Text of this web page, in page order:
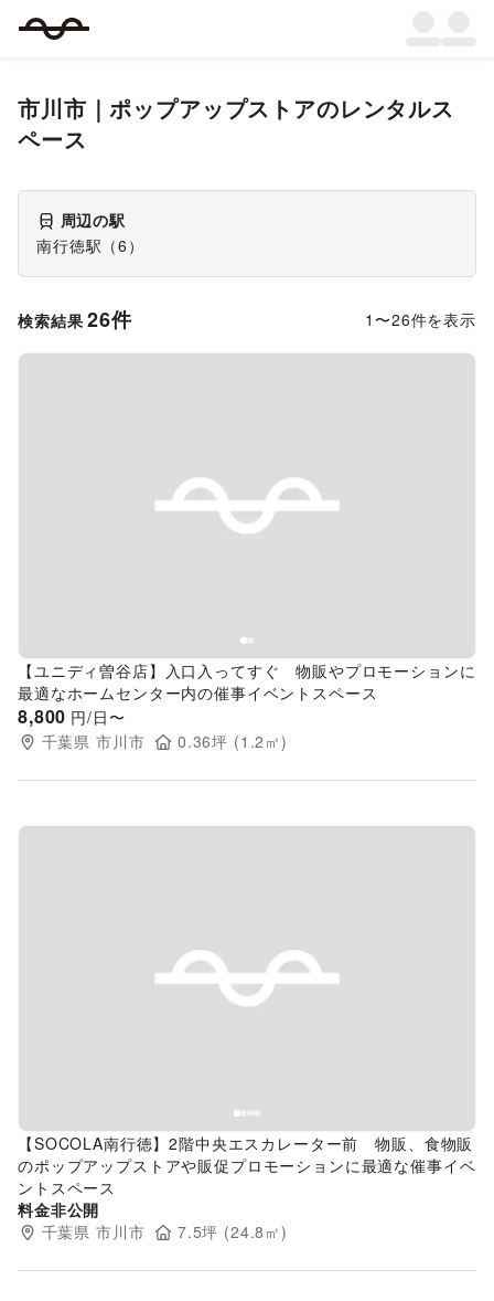
市川市 ｜ポップアップストアのレンタルス
ペース
周辺の駅
南行徳駅 （6 ）
検索結果 26件 1 〜26件を表示
Previous slide
【ユニディ曽谷店】入口入ってすぐ 物販やプロモーションに
最適なホームセンター内の催事イベントスペース
8,800 円/日〜
千葉県 市川市 0.36坪 (1.2 ㎡)
Previous slide
【SOCOLA南行徳】2階中央エスカレーター前 物販、食物販
のポップアップストアや販促プロモーションに最適な催事イベ
ントスペース
料金非公開
千葉県 市川市 7.5坪 (24.8 ㎡)